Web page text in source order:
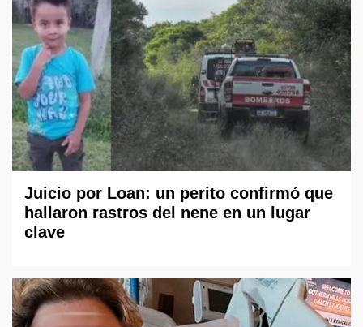
Juicio por Loan: un perito confirmó que
hallaron rastros del nene en un lugar
clave